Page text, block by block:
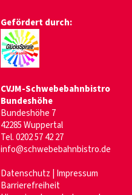
Gefördert durch:
CVJM-Schwebebahnbistro
Bundeshöhe
Bundeshöhe 7
42285 Wuppertal
Tel. 0202 57 42 27
info@schwebebahnbistro.de
Datenschutz | Impressum
Barrierefreiheit